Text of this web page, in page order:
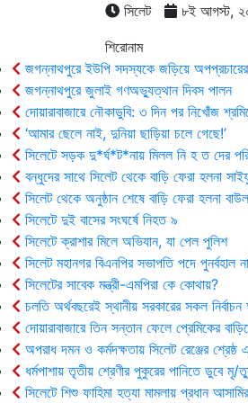
সিলেট
৮ই আগস্ট,
শিরোনাম
জগন্নাথপুরে ইউপি সদস্যকে জড়িয়ে অপপ্রচারের
জগন্নাথপুরে জুলাই গণঅভ্যুত্থান দিবস পালন
দোয়ারাবাজারে নৌকাডুবি: ৩ দিন পর নিখোঁজ
‘আমার ছেলে নাই, দুনিয়া ছাড়িয়া চলে গেছে!’
সিলেটে সড়ক দু*র্ঘ*ট*নায় মিলল নি হ ত দের
বন্ধুদের সাথে সিলেট থেকে বাড়ি ফেরা হলনা
সিলেট থেকে অনুষ্ঠান শেষে বাড়ি ফেরা হলনা
সিলেটে দুই বাসের সংঘর্ষে নিহত ৯
সিলেটে ক্রাশার মিলে অভিযান, যা পেল পুলিশ
সিলেট মহানগর বিএনপির সভাপতি পদে পুনর্বহাল
সিলেটের সাবেক মন্ত্রী-এমপিরা কে কোথায়?
চলতি অর্থবছরেই স্থানীয় সরকারের সকল নির্বাচন
দোয়ারাবাজারে তিন সন্তান ফেলে প্রেমিকের
অপরাধ দমন ও কর্মদক্ষতায় সিলেট রেঞ্জের শ্রেষ্ঠ
ধর্মপাশায় তৃতীয় শ্রেণীর পুকুরের পানিতে ডুবে মৃ/
সিলেটে শিশু ফাহিমা হত্যা মামলায় প্রধান